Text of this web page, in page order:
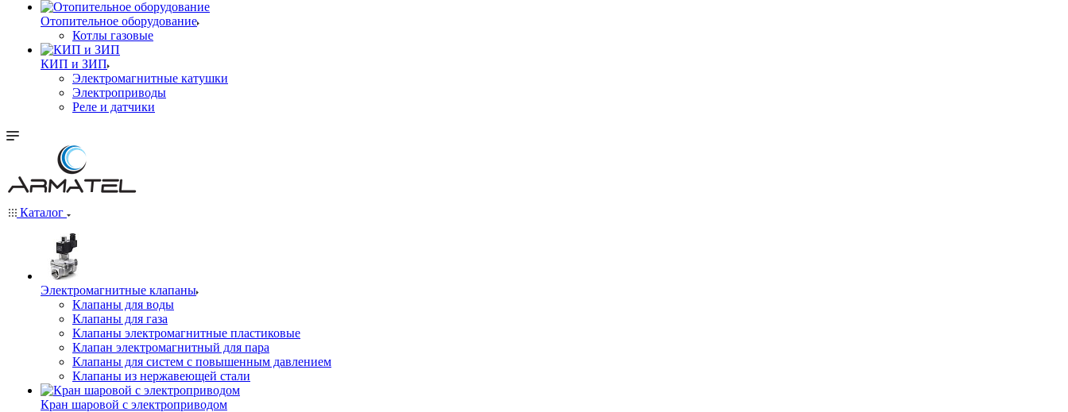
Отопительное оборудование
Котлы газовые
КИП и ЗИП
Электромагнитные катушки
Электроприводы
Реле и датчики
Каталог
Электромагнитные клапаны
Клапаны для воды
Клапаны для газа
Клапаны электромагнитные пластиковые
Клапан электромагнитный для пара
Клапаны для систем с повышенным давлением
Клапаны из нержавеющей стали
Кран шаровой с электроприводом